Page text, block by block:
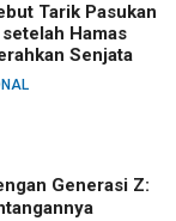
Tarik Pasukan
Hamas
Senjata
Generasi Z: